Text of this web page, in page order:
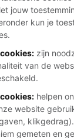
jouw
kun je
zijn
van de
: helpen
website
gemeten en